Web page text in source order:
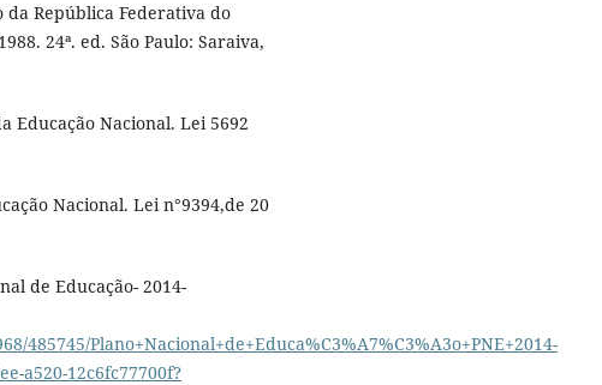
da República Federativa do
24ª. ed. São Paulo: Saraiva,
Educação Nacional. Lei 5692
Nacional. Lei n°9394,de 20
de Educação- 2014-
485745/Plano+Nacional+de+Educa%C3%A7%C3%A3o+PNE+2014-
a520-12c6fc77700f?